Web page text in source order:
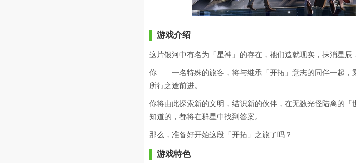
游戏介绍
这片银河中有名为「星神」的存在，祂们造就现实，抹消星辰
你——一名特殊的旅客，将与继承「开拓」意志的同伴一起，
所行之途前进。
你将由此探索新的文明，结识新的伙伴，在无数光怪陆离的
知道的，都将在群星中找到答案。
那么，准备好开始这段「开拓」之旅了吗？
游戏特色